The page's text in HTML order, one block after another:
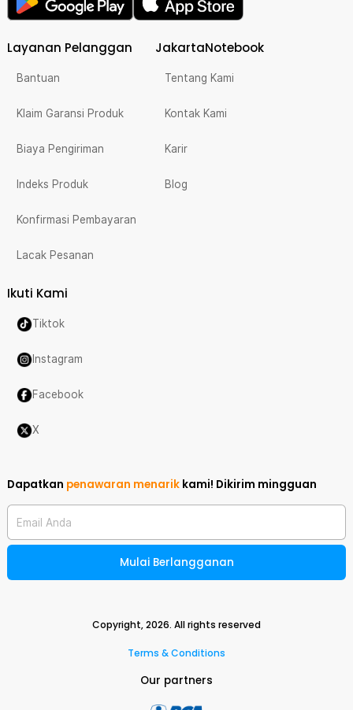
Layanan Pelanggan
Bantuan
Klaim Garansi Produk
Biaya Pengiriman
Indeks Produk
Konfirmasi Pembayaran
Lacak Pesanan
JakartaNotebook
Tentang Kami
Kontak Kami
Karir
Blog
Ikuti Kami
Tiktok
Instagram
Facebook
X
Dapatkan penawaran menarik kami! Dikirim mingguan
Email Anda
Mulai Berlangganan
Copyright,2026. All rights reserved
Terms & Conditions
Our partners